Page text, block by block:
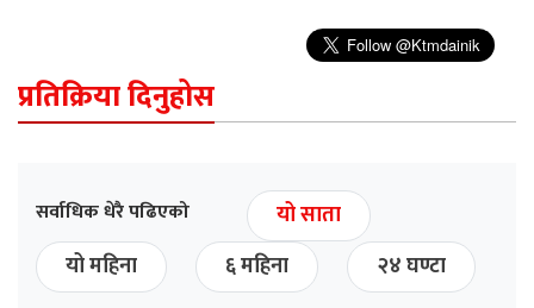
प्रतिक्रिया दिनुहोस
सर्वाधिक धेरै पढिएको
यो साता
यो महिना
६ महिना २४ घण्टा